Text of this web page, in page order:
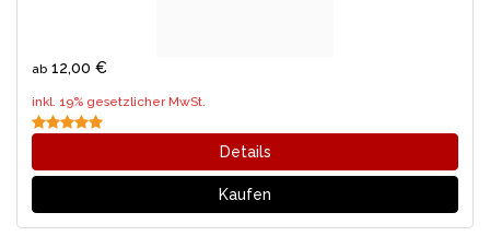
ab 12,00 €
inkl. 19% gesetzlicher MwSt.
Details
Kaufen